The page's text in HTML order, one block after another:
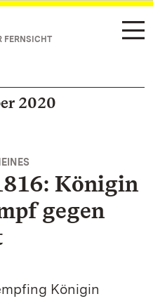
FERNSICHT
2020
Königin
gegen
Königin